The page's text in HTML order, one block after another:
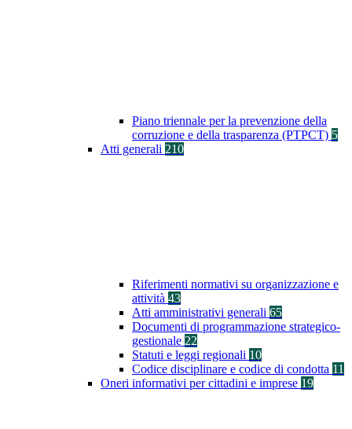
Piano triennale per la prevenzione della
corruzione e della trasparenza (PTPCT) 5
Atti generali 210
Riferimenti normativi su organizzazione e
attività 43
Atti amministrativi generali 65
Documenti di programmazione strategico-
gestionale 22
Statuti e leggi regionali 10
Codice disciplinare e codice di condotta 11
Oneri informativi per cittadini e imprese 19